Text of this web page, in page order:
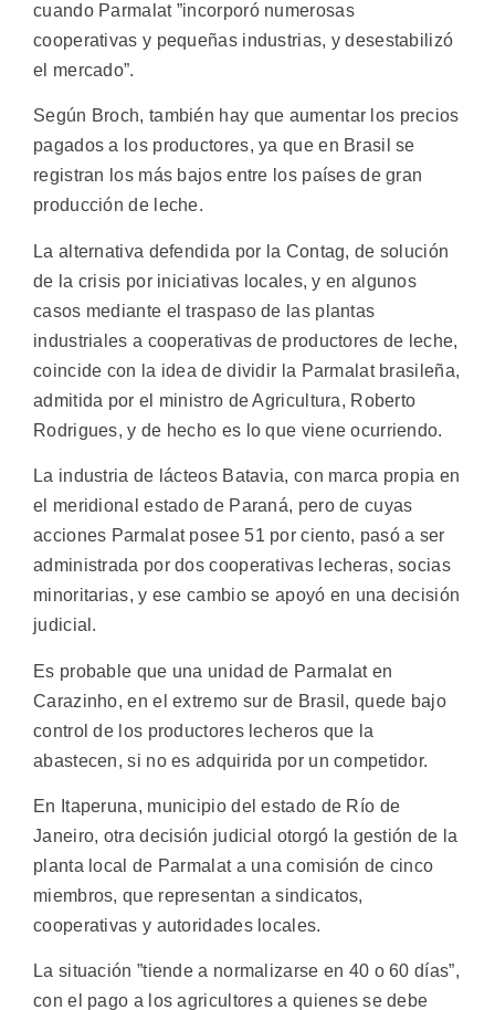
cuando Parmalat ”incorporó numerosas
cooperativas y pequeñas industrias, y desestabilizó
el mercado”.
Según Broch, también hay que aumentar los precios
pagados a los productores, ya que en Brasil se
registran los más bajos entre los países de gran
producción de leche.
La alternativa defendida por la Contag, de solución
de la crisis por iniciativas locales, y en algunos
casos mediante el traspaso de las plantas
industriales a cooperativas de productores de leche,
coincide con la idea de dividir la Parmalat brasileña,
admitida por el ministro de Agricultura, Roberto
Rodrigues, y de hecho es lo que viene ocurriendo.
La industria de lácteos Batavia, con marca propia en
el meridional estado de Paraná, pero de cuyas
acciones Parmalat posee 51 por ciento, pasó a ser
administrada por dos cooperativas lecheras, socias
minoritarias, y ese cambio se apoyó en una decisión
judicial.
Es probable que una unidad de Parmalat en
Carazinho, en el extremo sur de Brasil, quede bajo
control de los productores lecheros que la
abastecen, si no es adquirida por un competidor.
En Itaperuna, municipio del estado de Río de
Janeiro, otra decisión judicial otorgó la gestión de la
planta local de Parmalat a una comisión de cinco
miembros, que representan a sindicatos,
cooperativas y autoridades locales.
La situación ”tiende a normalizarse en 40 o 60 días”,
con el pago a los agricultores a quienes se debe